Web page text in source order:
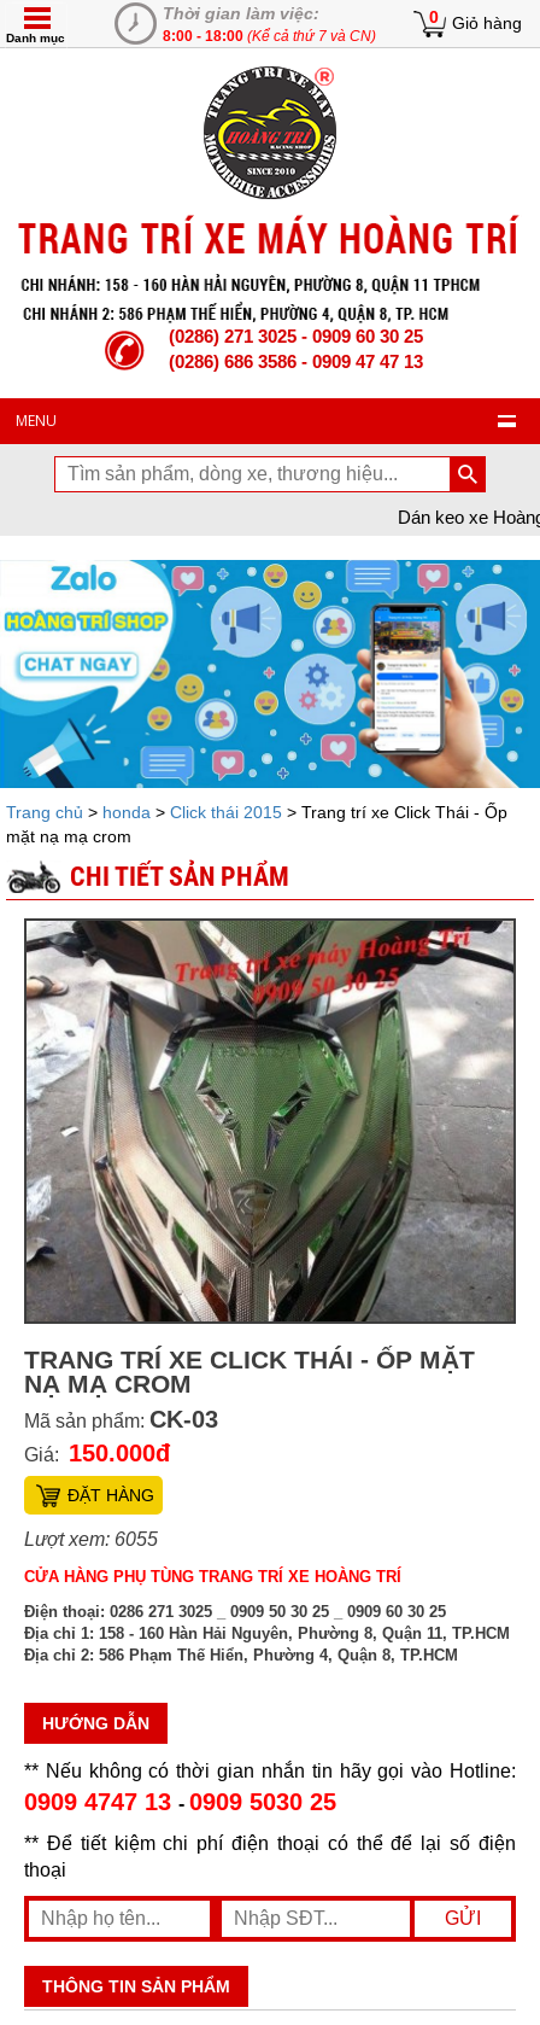
Thời gian làm việc:
8:00 - 18:00 (Kể cả thứ 7 và CN)
0 Giỏ hàng
Danh mục
(0286) 271 3025 - 0909 60 30 25
(0286) 686 3586 - 0909 47 47 13
MENU
Dán keo xe Hoàng Trí chào
Trang chủ > honda > Click thái 2015 > Trang trí xe Click Thái - Ốp
mặt nạ mạ crom
CHI TIẾT SẢN PHẨM
TRANG TRÍ XE CLICK THÁI - ỐP MẶT
NẠ MẠ CROM
Mã sản phẩm: CK-03
Giá: 150.000đ
ĐẶT HÀNG
Lượt xem: 6055
CỬA HÀNG PHỤ TÙNG TRANG TRÍ XE HOÀNG TRÍ
Điện thoại: 0286 271 3025 _ 0909 50 30 25 _ 0909 60 30 25
Địa chỉ 1: 158 - 160 Hàn Hải Nguyên, Phường 8, Quận 11, TP.HCM
Địa chỉ 2: 586 Phạm Thế Hiển, Phường 4, Quận 8, TP.HCM
HƯỚNG DẪN
** Nếu không có thời gian nhắn tin hãy gọi vào Hotline:
0909 4747 13 - 0909 5030 25
** Để tiết kiệm chi phí điện thoại có thể để lại số điện
thoại
THÔNG TIN SẢN PHẨM